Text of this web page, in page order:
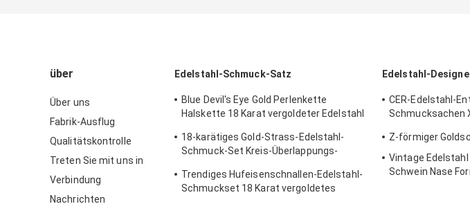
über
Über uns
Fabrik-Ausflug
Qualitätskontrolle
Treten Sie mit uns in
Verbindung
Nachrichten
Edelstahl-Schmuck-Satz
Blue Devil's Eye Gold Perlenkette
Halskette 18 Karat vergoldeter Edelstahl
18-karätiges Gold-Strass-Edelstahl-
Schmuck-Set Kreis-Überlappungs-
Trendiges Hufeisenschnallen-Edelstahl-
Schmuckset 18 Karat vergoldetes
Edelstahl-
CER-Edelstahl-
Schmucksachen
Ohrring-Satz
Z-förmiger
Vintage
Schwein Nase